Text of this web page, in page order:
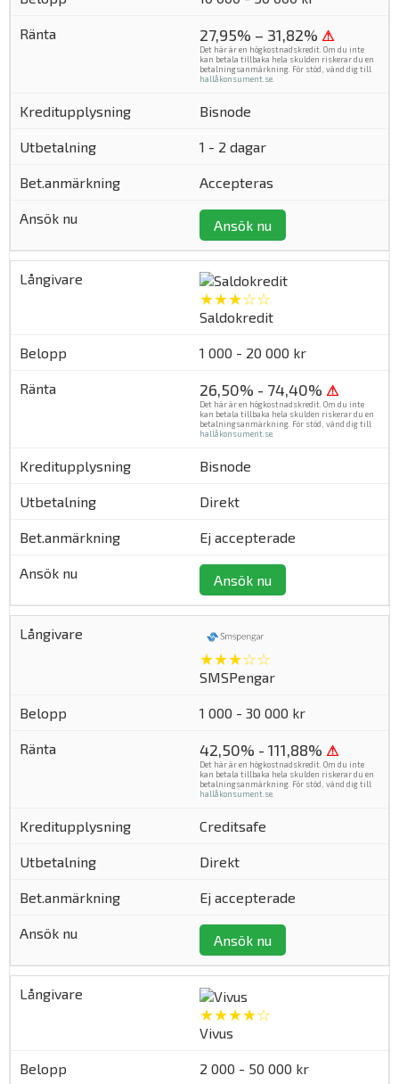
27,95% – 31,82% ⚠
Det här är en högkostnadskredit. Om du inte
kan betala tillbaka hela skulden riskerar du en
betalningsanmärkning. För stöd, vänd dig till
hallåkonsument.se
Bisnode
1 - 2 dagar
Accepteras
Ansök nu
★★★☆☆
Saldokredit
1 000 - 20 000 kr
26,50% - 74,40% ⚠
Det här är en högkostnadskredit. Om du inte
kan betala tillbaka hela skulden riskerar du en
betalningsanmärkning. För stöd, vänd dig till
hallåkonsument.se.
Bisnode
Direkt
Ej accepterade
Ansök nu
★★★☆☆
SMSPengar
1 000 - 30 000 kr
42,50% - 111,88% ⚠
Det här är en högkostnadskredit. Om du inte
kan betala tillbaka hela skulden riskerar du en
betalningsanmärkning. För stöd, vänd dig till
hallåkonsument.se
Creditsafe
Direkt
Ej accepterade
Ansök nu
★★★★☆
Vivus
2 000 - 50 000 kr